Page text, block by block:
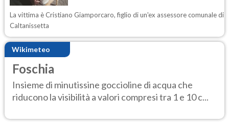
La vittima è Cristiano Giamporcaro, figlio di un'ex assessore comunale di
Caltanissetta
Wikimeteo
Foschia
Insieme di minutissine goccioline di acqua che
riducono la visibilità a valori compresi tra 1 e 10 c...